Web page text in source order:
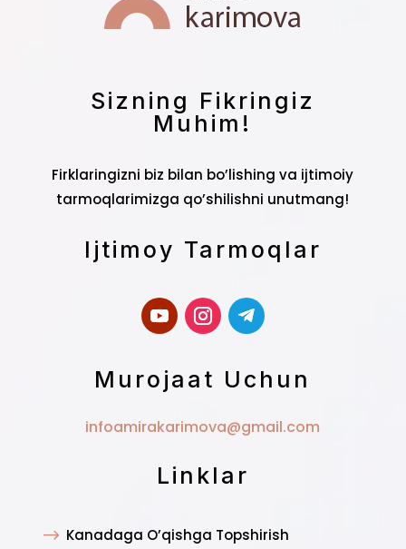
Sizning Fikringiz
Muhim!
Firklaringizni biz bilan bo’lishing va ijtimoiy
tarmoqlarimizga qo’shilishni unutmang!
Ijtimoy Tarmoqlar
Murojaat Uchun
infoamirakarimova@gmail.com
Linklar
$ Kanadaga O’qishga Topshirish